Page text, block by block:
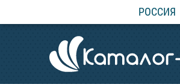
РОССИЯ